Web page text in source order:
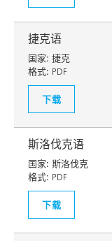
捷克语
国家: 捷克
格式: PDF
下载
斯洛伐克语
国家: 斯洛伐克
格式: PDF
下载